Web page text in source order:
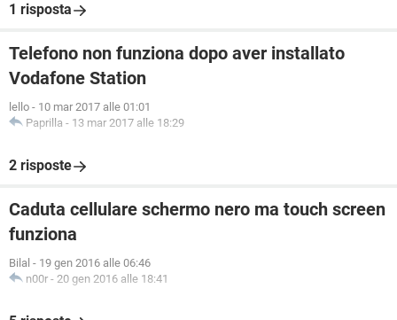
1 risposta
Telefono non funziona dopo aver installato
Vodafone Station
lello - 10 mar 2017 alle 01:01
Paprilla - 13 mar 2017 alle 18:29
2 risposte
Caduta cellulare schermo nero ma touch screen
funziona
Bilal - 19 gen 2016 alle 06:46
n00r - 20 gen 2016 alle 18:41